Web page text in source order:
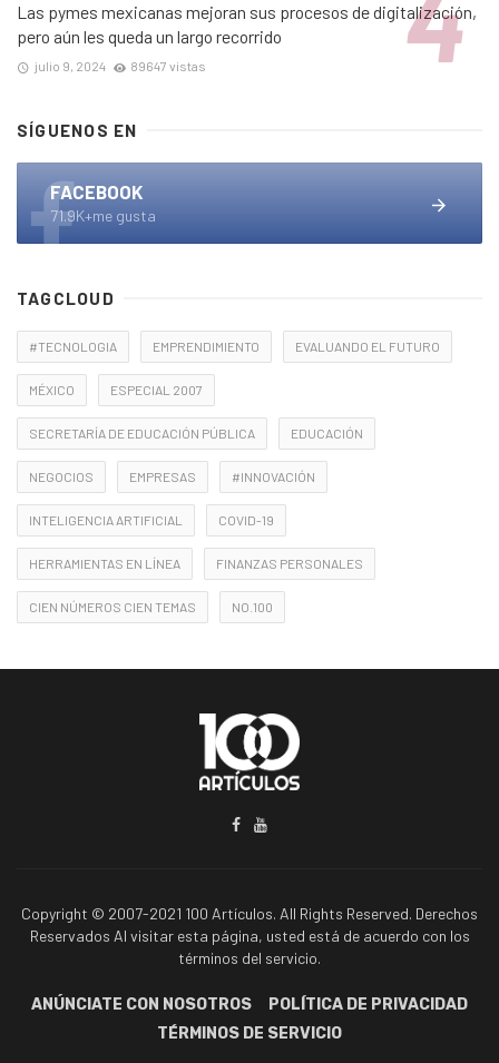
Las pymes mexicanas mejoran sus procesos de digitalización,
pero aún les queda un largo recorrido
julio 9, 2024 89647 vistas
SÍGUENOS EN
FACEBOOK
71.9K+me gusta
TAGCLOUD
#TECNOLOGIA EMPRENDIMIENTO EVALUANDO EL FUTURO
MÉXICO ESPECIAL 2007
SECRETARÍA DE EDUCACIÓN PÚBLICA EDUCACIÓN
NEGOCIOS EMPRESAS #INNOVACIÓN
INTELIGENCIA ARTIFICIAL COVID-19
HERRAMIENTAS EN LÍNEA FINANZAS PERSONALES
CIEN NÚMEROS CIEN TEMAS NO.100
Copyright © 2007-2021 100 Artículos. All Rights Reserved. Derechos
Reservados Al visitar esta página, usted está de acuerdo con los
términos del servicio.
ANÚNCIATE CON NOSOTROS
POLÍTICA DE PRIVACIDAD
TÉRMINOS DE SERVICIO